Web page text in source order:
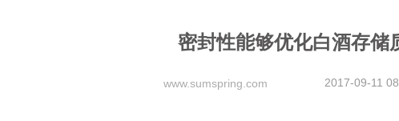
密封性能够优化白酒存储
www.sumspring.com 2017-09-11